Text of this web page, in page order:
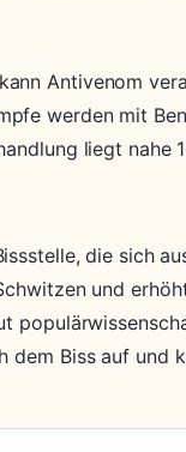
Antivenom
werden mit
liegt nahe
die sich
und
dem Biss auf und